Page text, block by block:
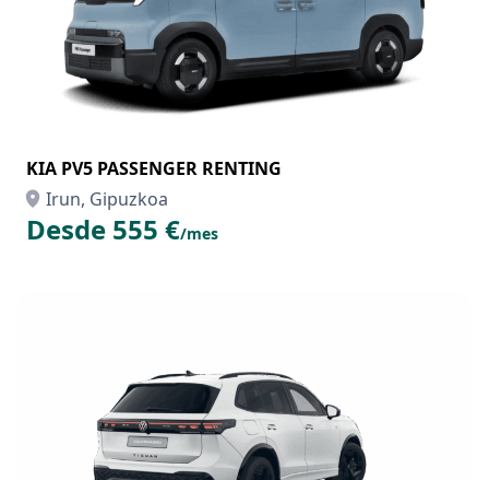
KIA PV5 PASSENGER RENTING
Irun, Gipuzkoa
Desde 555 €/mes